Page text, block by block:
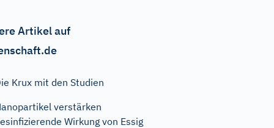
Artikel auf
Krux mit den Studien
verstärken
Wirkung von Essig